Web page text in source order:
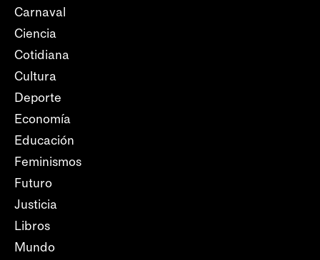
Carnaval
Ciencia
Cotidiana
Cultura
Deporte
Economía
Educación
Feminismos
Futuro
Justicia
Libros
Mundo